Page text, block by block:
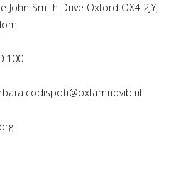
John Smith Drive Oxford OX4 2JY,
100